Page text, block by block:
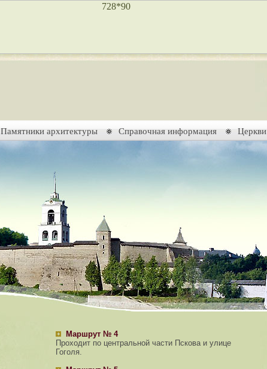
Памятники архитектуры Справочная информация Церкви
Маршрут № 4
Проходит по центральной части Пскова и улице
Гоголя.